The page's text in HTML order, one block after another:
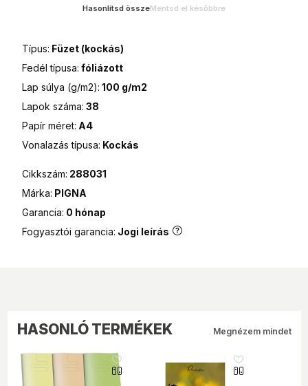
Hasonlítsd összeMentsd el későbbre
Típus: Füzet (kockás)
Fedél típusa: fóliázott
Lap súlya (g/m2): 100 g/m2
Lapok száma: 38
Papír méret: A4
Vonalazás típusa: Kockás
Cikkszám: 288031
Márka: PIGNA
Garancia: 0 hónap
Fogyasztói garancia: Jogi leírás
MPL Posta (Postán maradó)
990 Ft
HASONLÓ TERMÉKEK Megnézem mindet
like_16 like_16